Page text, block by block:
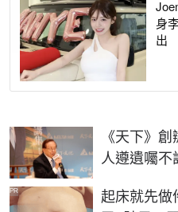
身
出
《天下》
人遵遺囑不
起床就先做
PR